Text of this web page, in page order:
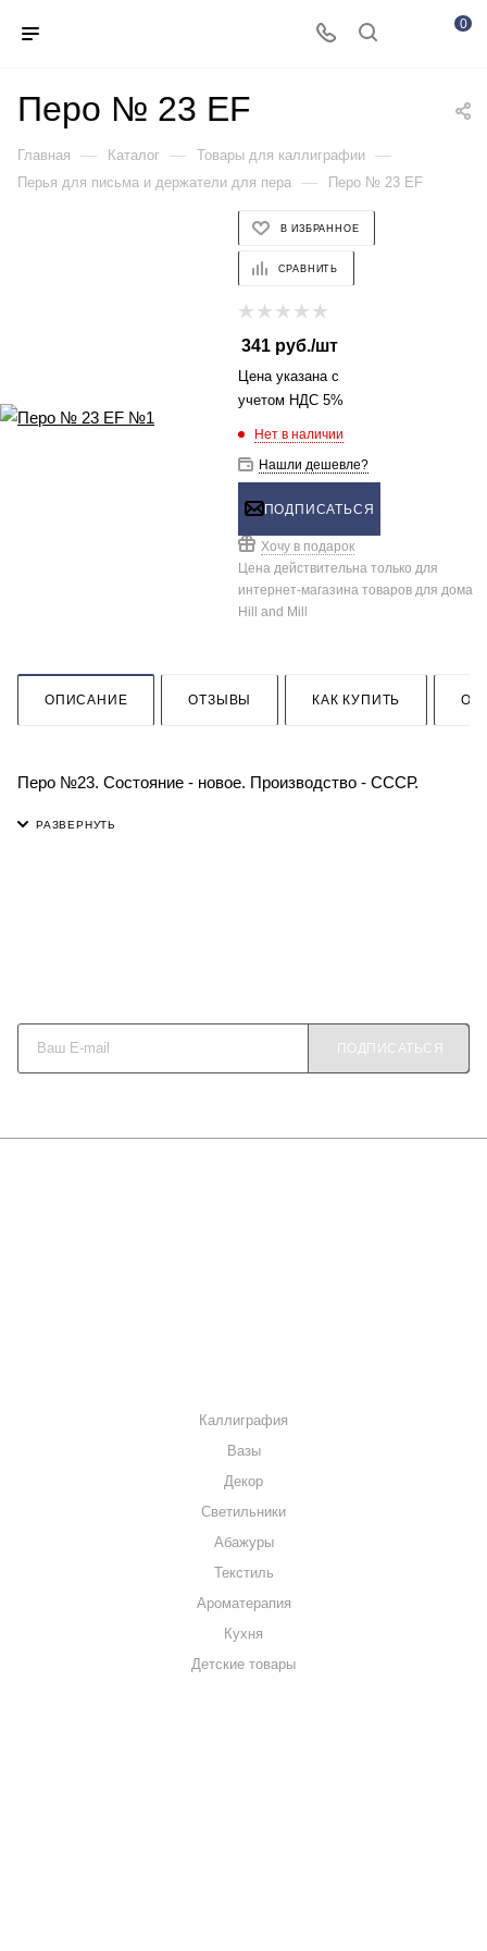
0
Перо № 23 EF
Главная — Каталог — Товары для каллиграфии —
Перья для письма и держатели для пера — Перо № 23 EF
В ИЗБРАННОЕ
СРАВНИТЬ
341руб./шт
Цена указана с
учетом НДС 5%
Нет в наличии
Нашли дешевле?
ПОДПИСАТЬСЯ
Хочу в подарок
Цена действительна только для
интернет-магазина товаров для дома
Hill and Mill
ОПИСАНИЕ ОТЗЫВЫ КАК КУПИТЬ
Перо №23. Состояние - новое. Производство - СССР.
ПОДПИСАТЬСЯ
Каллиграфия
Вазы
Декор
Светильники
Абажуры
Текстиль
Ароматерапия
Кухня
Детские товары